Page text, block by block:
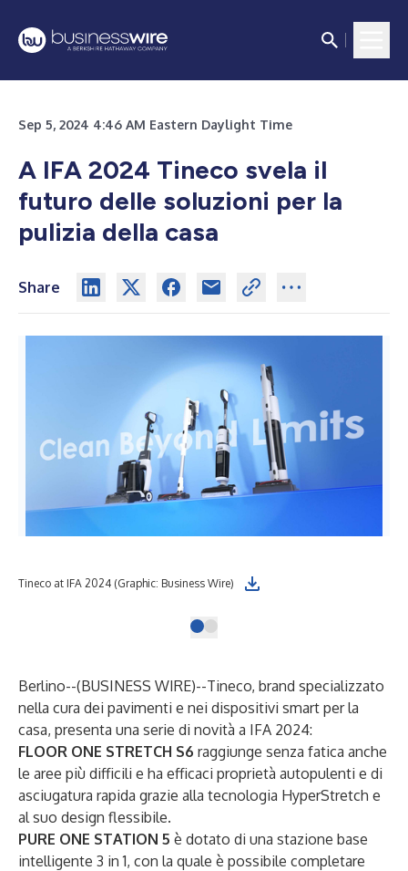
Sep 5, 2024 4:46 AM Eastern Daylight Time
A IFA 2024 Tineco svela il
futuro delle soluzioni per la
pulizia della casa
Share
Tineco at IFA 2024 (Graphic: Business Wire)
Berlino--(BUSINESS WIRE)--Tineco, brand specializzato
nella cura dei pavimenti e nei dispositivi smart per la
casa, presenta una serie di novità a IFA 2024:
FLOOR ONE STRETCH S6 raggiunge senza fatica anche
le aree più difficili e ha efficaci proprietà autopulenti e di
asciugatura rapida grazie alla tecnologia HyperStretch e
al suo design flessibile.
PURE ONE STATION 5 è dotato di una stazione base
intelligente 3 in 1, con la quale è possibile completare